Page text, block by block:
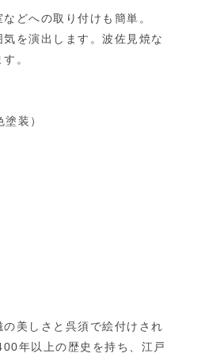
どへの取り付けも簡単。
を演出します。波佐見焼な
。
装）
美しさと呉須で絵付けされ
年以上の歴史を持ち、江戸